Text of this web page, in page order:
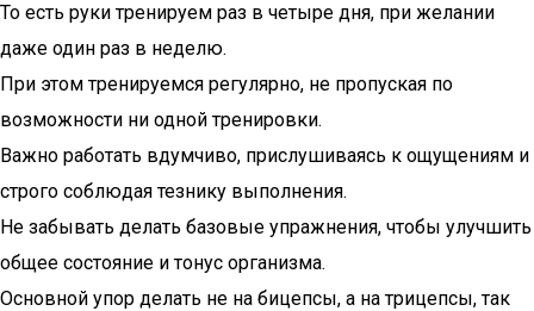
То есть руки тренируем раз в четыре дня, при желании
даже один раз в неделю.
При этом тренируемся регулярно, не пропуская по
возможности ни одной тренировки.
Важно работать вдумчиво, прислушиваясь к ощущениям и
строго соблюдая тезнику выполнения.
Не забывать делать базовые упражнения, чтобы улучшить
общее состояние и тонус организма.
Основной упор делать не на бицепсы, а на трицепсы, так